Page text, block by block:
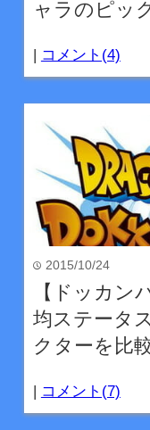
ャラのピッ
| コメント(4)
time 2015/10/24
【ドッカン
均ステータ
クターを比
| コメント(7)